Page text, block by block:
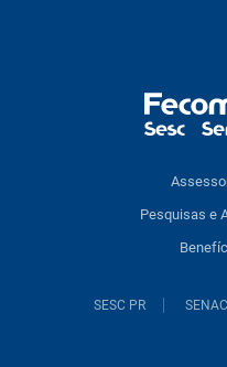
Pesquisas e
SESC PR